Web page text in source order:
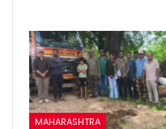
MAHARASHTRA